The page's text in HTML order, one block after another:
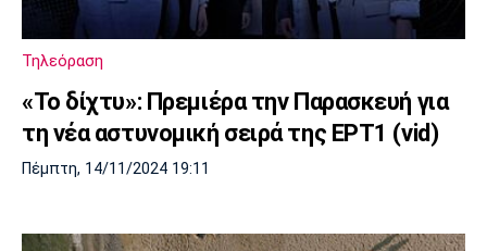
Τηλεόραση
«Το δίχτυ»: Πρεμιέρα την Παρασκευή για
τη νέα αστυνομική σειρά της ΕΡΤ1 (vid)
Πέμπτη, 14/11/2024 19:11